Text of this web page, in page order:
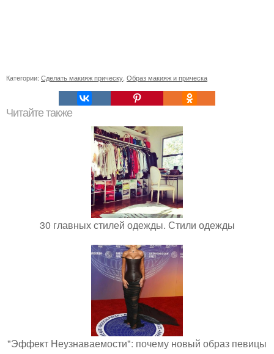
Категории: Сделать макияж прическу Образ макияж и прическа
Читайте также
30 главных стилей одежды. Стили одежды
"Эффект Неузнаваемости": почему новый образ певицы